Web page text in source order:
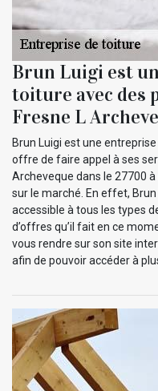
Brun Luigi est
toiture avec des
Fresne L
Brun Luigi est une
offre de faire appel à ses
Archeveque dans le 27700
sur le marché. En effet,
accessible à tous les types
d’offres qu’il fait en ce
vous rendre sur son site
afin de pouvoir accéder à